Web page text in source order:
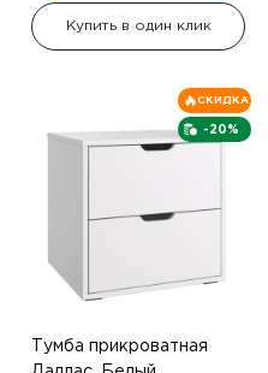
Купить в один клик
-20%
СКИДКА
Тумба прикроватная